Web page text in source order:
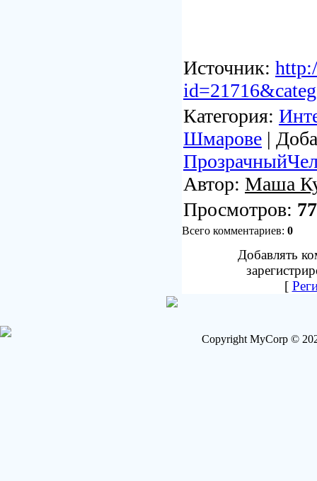
Источник:
Категория:
Шмарове |
Автор: Маша
Просмотров:
Всего комментариев: 0
Добавлять
[
Copyright MyCorp ©